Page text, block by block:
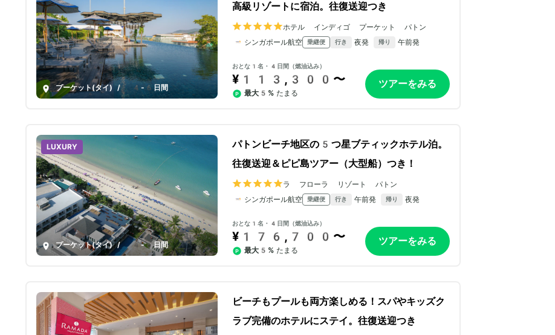
プーケット(タイ) / 4-6日間
高級リゾートに宿泊。往復送迎つき
ホテル インディゴ プーケット パトン
シンガポール航空
乗継便 行き 夜発 帰り 午前発
おとな1名・4日間（燃油込み）
¥113,300〜
最大5% たまる
ツアーをみる
LUXURY
プーケット(タイ) / 4-6日間
パトンビーチ地区の5つ星ブティックホテル泊。
往復送迎＆ピピ島ツアー（大型船）つき！
ラ フローラ リゾート パトン
シンガポール航空
乗継便 行き 午前発 帰り 夜発
おとな1名・4日間（燃油込み）
¥176,700〜
最大5% たまる
ツアーをみる
ビーチもプールも両方楽しめる！スパやキッズク
ラブ完備のホテルにステイ。往復送迎つき